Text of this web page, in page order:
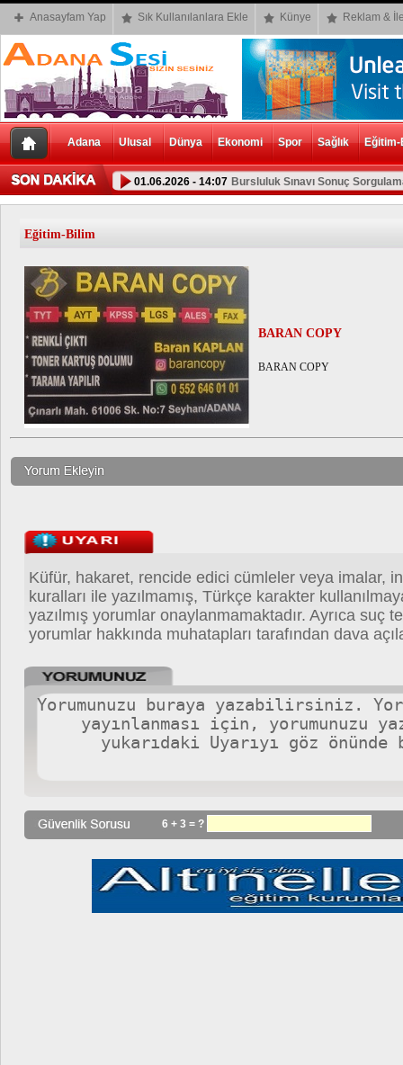
Anasayfam Yap Sık Kullanılanlara Ekle Künye Reklam &
Adana Ulusal Dünya Ekonomi Spor Sağlık
01.06.2026 - 14:07 Bursluluk Sınavı Sonuç
Eğitim-Bilim
BARAN COPY
BARAN COPY
Küfür, hakaret, rencide edici cümleler veya imalar,
kuralları ile yazılmamış, Türkçe karakter
yazılmış yorumlar onaylanmamaktadır. Ayrıca suç
yorumlar hakkında muhatapları tarafından dava
6 + 3 = ?